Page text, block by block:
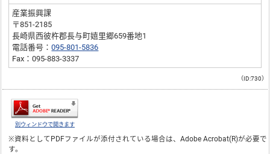
産業振興課
〒851-2185
長崎県西彼杵郡長与町嬉里郷659番地1
電話番号：095-801-5836
Fax：095-883-3337
（ID:730）
別ウィンドウで開きます
※資料としてPDFファイルが添付されている場合は、Adobe Acrobat(R)が必要で
す。